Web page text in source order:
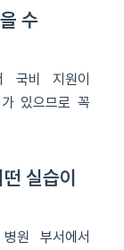
수
국비 지원이
있으므로 꼭
실습이
원 부서에서